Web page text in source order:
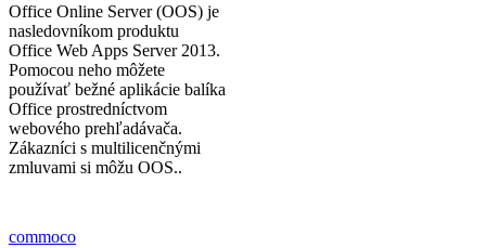
Office Online Server (OOS) je
nasledovníkom produktu
Office Web Apps Server 2013.
Pomocou neho môžete
používať bežné aplikácie balíka
Office prostredníctvom
webového prehľadávača.
Zákazníci s multilicenčnými
zmluvami si môžu OOS..
commoco